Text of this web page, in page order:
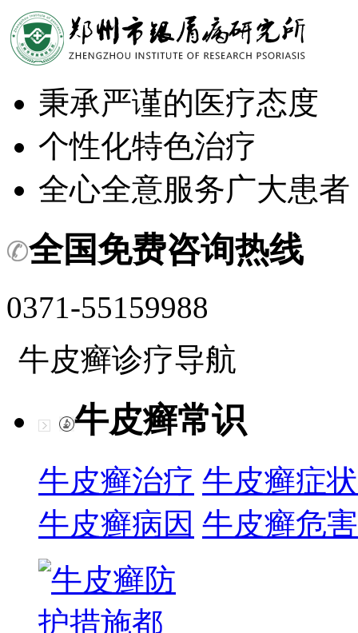
秉承严谨的医疗态度
个性化特色治疗
全心全意服务广大患者
全国免费咨询热线
0371-55159988
牛皮癣诊疗导航
牛皮癣常识
牛皮癣治疗 牛皮癣症状
牛皮癣病因 牛皮癣危害